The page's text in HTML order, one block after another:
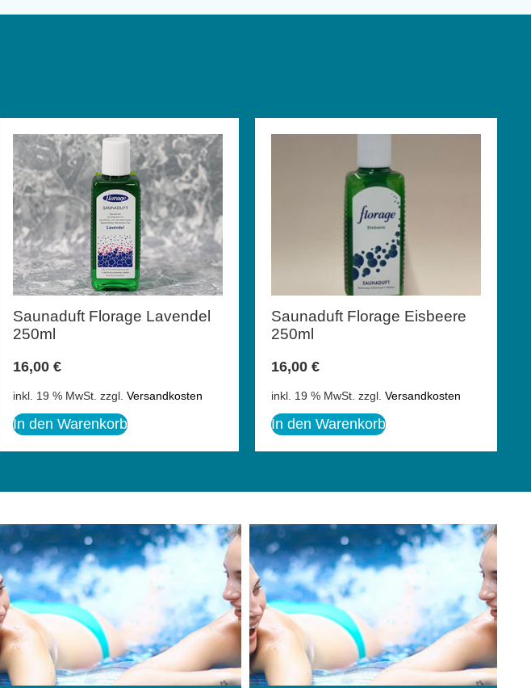
Saunaduft Florage Lavendel
250ml
16,00 €
inkl. 19 % MwSt. zzgl. Versandkosten
In den Warenkorb
Saunaduft Florage Eisbeere
250ml
16,00 €
inkl. 19 % MwSt. zzgl. Versandkosten
In den Warenkorb